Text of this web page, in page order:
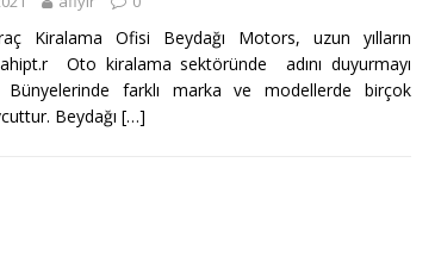
Kiralama Ofisi Beydağı Motors, uzun yılların
Oto kiralama sektöründe adını duyurmayı
Bünyelerinde farklı marka ve modellerde birçok
Beydağı […]